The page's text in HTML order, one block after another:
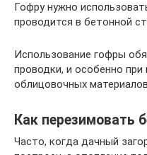
Гофру нужно
проводится в бетонной
Использование гофры
проводки, и особенно
облицовочных
Как перезимовать
Часто, когда дачный